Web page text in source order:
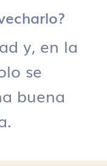
y, en la
se
buena